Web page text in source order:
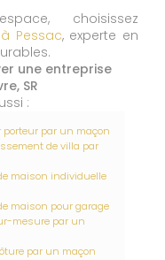
choisissez
Pessac, experte en
une entreprise
SR
:
par un maçon
de villa par
maison individuelle
maison pour garage
mesure par un
par un maçon